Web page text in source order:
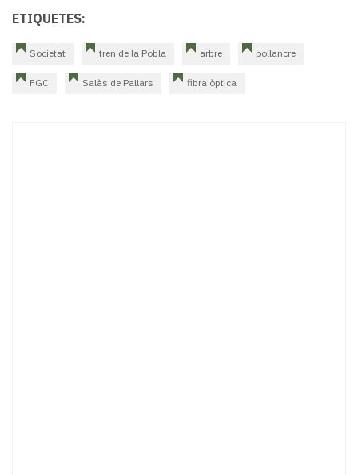
ETIQUETES:
Societat tren de la Pobla arbre pollancre
FGC Salàs de Pallars fibra òptica